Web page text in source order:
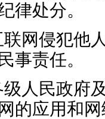
律处分。
网侵犯他
事责任。
人民政府
的应用和